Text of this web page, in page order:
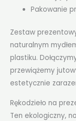
Pakowanie
Zestaw
naturalnym
plastiku.
przewiążemy
estetycznie
Rękodzieło na
Ten ekologiczny,